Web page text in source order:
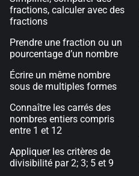
fractions, calculer avec des
fractions
Prendre une fraction ou un
pourcentage d’un nombre
Écrire un même nombre
sous de multiples formes
Connaître les carrés des
nombres entiers compris
entre 1 et 12
Appliquer les critères de
divisibilité par 2; 3; 5 et 9